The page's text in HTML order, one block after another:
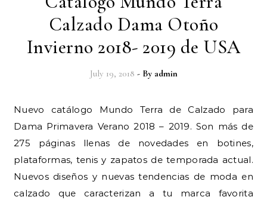
Calzado Dama Otoño
Invierno 2018- 2019 de USA
July 19, 2018 - By admin
Nuevo catálogo Mundo Terra de Calzado para
Dama Primavera Verano 2018 – 2019. Son más de
275 páginas llenas de novedades en botines,
plataformas, tenis y zapatos de temporada actual.
Nuevos diseños y nuevas tendencias de moda en
calzado que caracterizan a tu marca favorita